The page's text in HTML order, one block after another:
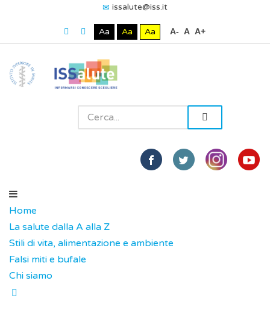
issalute@iss.it
Aa Aa Aa A- A A+
Home
La salute dalla A alla Z
Stili di vita, alimentazione e ambiente
Falsi miti e bufale
Chi siamo